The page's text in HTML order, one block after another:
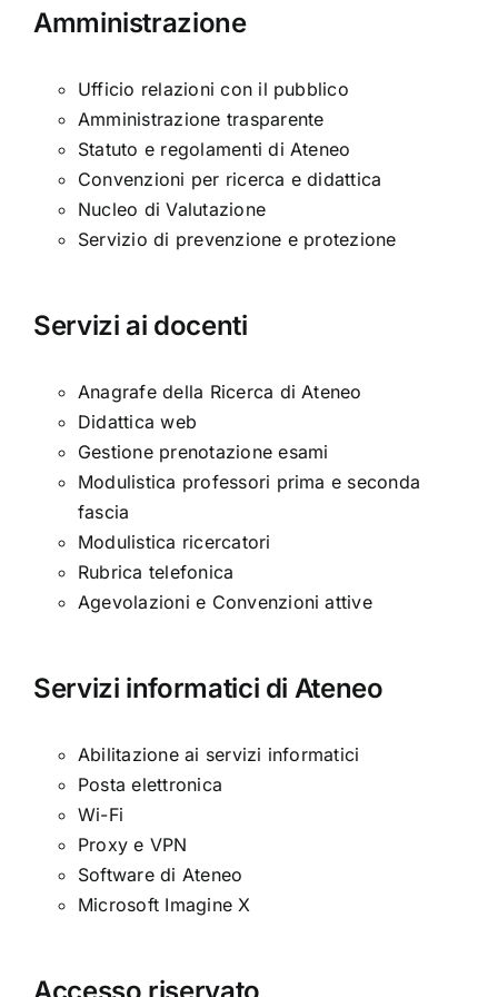
Amministrazione
Ufficio relazioni con il pubblico
Amministrazione trasparente
Statuto e regolamenti di Ateneo
Convenzioni per ricerca e didattica
Nucleo di Valutazione
Servizio di prevenzione e protezione
Servizi ai docenti
Anagrafe della Ricerca di Ateneo
Didattica web
Gestione prenotazione esami
Modulistica professori prima e seconda
fascia
Modulistica ricercatori
Rubrica telefonica
Agevolazioni e Convenzioni attive
Servizi informatici di Ateneo
Abilitazione ai servizi informatici
Posta elettronica
Wi-Fi
Proxy e VPN
Software di Ateneo
Microsoft Imagine X